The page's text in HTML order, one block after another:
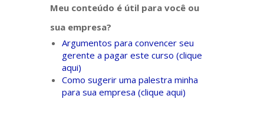
Meu conteúdo é útil para você ou
sua empresa?
Argumentos para convencer seu
gerente a pagar este curso (clique
aqui)
Como sugerir uma palestra minha
para sua empresa (clique aqui)